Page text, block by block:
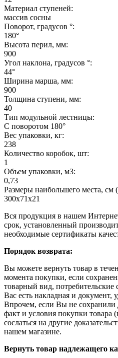
Материал ступеней:
массив сосны
Поворот, градусов °:
180°
Высота перил, мм:
900
Угол наклона, градусов °:
44°
Ширина марша, мм:
900
Толщина ступени, мм:
40
Тип модульной лестницы:
С поворотом 180°
Вес упаковки, кг:
238
Количество коробок, шт:
1
Объем упаковки, м3:
0,73
Размеры наибольшего места,
300х71х21
Вся продукция в нашем
срок, установленный
необходимые сертификаты
Порядок возврата:
Вы можете вернуть товар в
момента покупки, если
товарный вид, потребительские
Вас есть накладная и документ,
Впрочем, если Вы не
факт и условия покупки товара
сослаться на другие
нашем магазине.
Вернуть товар надлежащего